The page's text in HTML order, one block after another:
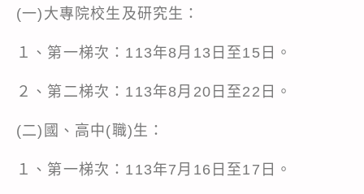
(一)大專院校生及研究生：
１、第一梯次：113年8月13日至15日。
２、第二梯次：113年8月20日至22日。
(二)國、高中(職)生：
１、第一梯次：113年7月16日至17日。